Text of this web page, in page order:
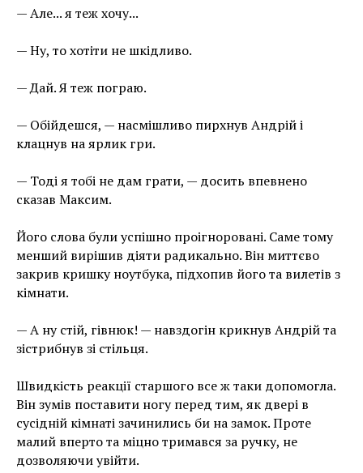
— Але... я теж хочу...
— Ну, то хотіти не шкідливо.
— Дай. Я теж пограю.
— Обійдешся, — насмішливо пирхнув Андрій і
клацнув на ярлик гри.
— Тоді я тобі не дам грати, — досить впевнено
сказав Максим.
Його слова були успішно проігноровані. Саме тому
менший вирішив діяти радикально. Він миттєво
закрив кришку ноутбука, підхопив його та вилетів з
кімнати.
— А ну стій, гівнюк! — навздогін крикнув Андрій та
зістрибнув зі стільця.
Швидкість реакції старшого все ж таки допомогла.
Він зумів поставити ногу перед тим, як двері в
сусідній кімнаті зачинились би на замок. Проте
малий вперто та міцно тримався за ручку, не
дозволяючи увійти.